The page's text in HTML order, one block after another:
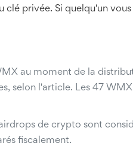
privée. Si quelqu'un
au moment de la
selon l'article. Les 47
de crypto sont
fiscalement.